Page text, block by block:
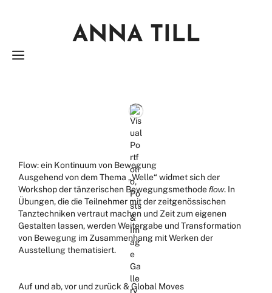
ANNA TILL
Flow: ein Kontinuum von Bewegung
Ausgehend von dem Thema „Welle“ widmet sich der
Workshop der tänzerischen Bewegungsmethodeflow. In
Übungen, die die Teilnehmer mit der zeitgenössischen
Tanztechniken vertraut machen und Zeit zum eigenen
Gestalten lassen, werden Weitergabe und Transformation
von Bewegung im Zusammenhang mit Werken der
Ausstellung thematisiert.
Auf und ab, vor und zurück & Global Moves